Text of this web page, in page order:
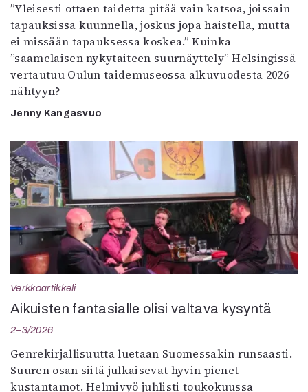
”Yleisesti ottaen taidetta pitää vain katsoa, joissain
tapauksissa kuunnella, joskus jopa haistella, mutta
ei missään tapauksessa koskea.” Kuinka
”saamelaisen nykytaiteen suurnäyttely” Helsingissä
vertautuu Oulun taidemuseossa alkuvuodesta 2026
nähtyyn?
Jenny Kangasvuo
Verkkoartikkeli
Aikuisten fantasialle olisi valtava kysyntä
2–3/2026
Genrekirjallisuutta luetaan Suomessakin runsaasti.
Suuren osan siitä julkaisevat hyvin pienet
kustantamot. Helmivyö juhlisti toukokuussa